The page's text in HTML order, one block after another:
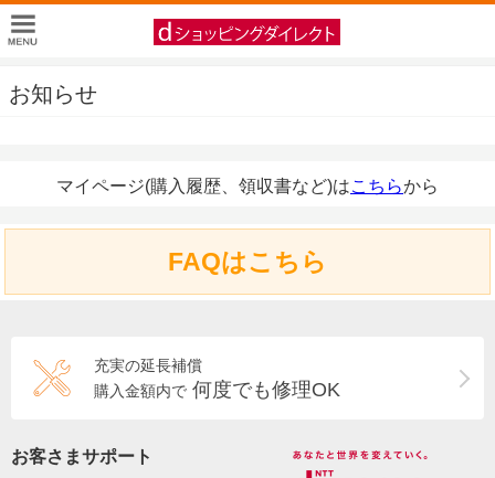
お知らせ
マイページ(購入履歴、領収書など)はこちらから
FAQはこちら
充実の延長補償
購入金額内で 何度でも修理OK
お客さまサポート